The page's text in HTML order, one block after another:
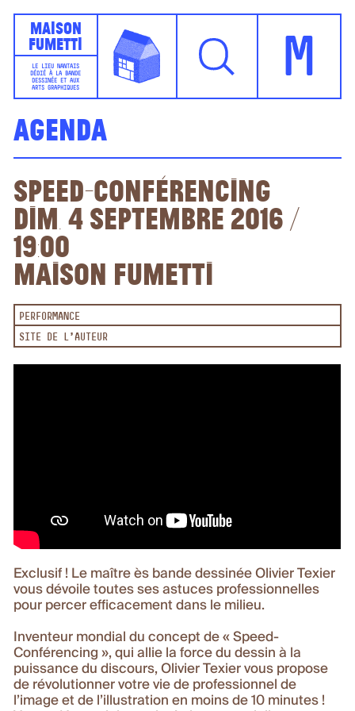
Maison
Fumetti
LE LIEU NANTAIS
DÉDIÉ À LA BANDE
DESSINÉE ET AUX
ARTS GRAPHIQUES
M
Agenda
Speed-Conférencing
Dim. 4 septembre 2016 /
19:00
Maison Fumetti
PERFORMANCE
SITE DE L'AUTEUR
Exclusif ! Le maître ès bande dessinée Olivier Texier
vous dévoile toutes ses astuces professionnelles
pour percer efficacement dans le milieu.
Inventeur mondial du concept de « Speed-
Conférencing », qui allie la force du dessin à la
puissance du discours, Olivier Texier vous propose
de révolutionner votre vie de professionnel de
l’image et de l’illustration en moins de 10 minutes !